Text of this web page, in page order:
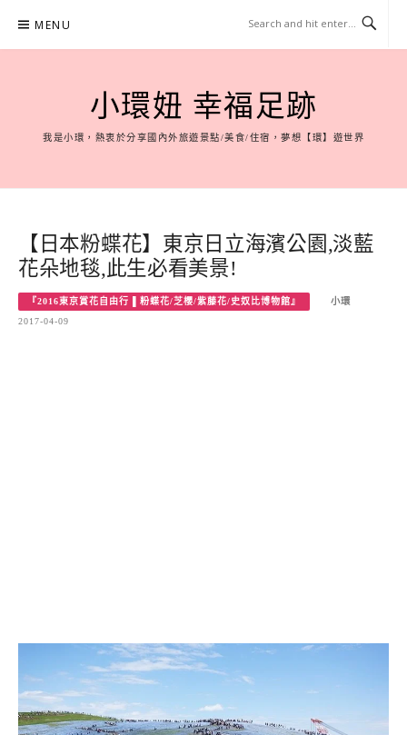
content
MENU
小環妞 幸福足跡
我是小環，熱衷於分享國內外旅遊景點/美食/住宿，夢想【環】遊世界
【日本粉蝶花】東京日立海濱公園,淡藍
花朵地毯,此生必看美景!
『2016東京賞花自由行 ▌粉蝶花/芝櫻/紫藤花/史奴比博物館』
小環
2017-04-09